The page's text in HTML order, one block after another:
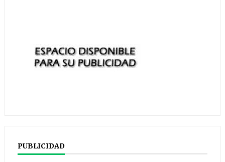
PUBLICIDAD